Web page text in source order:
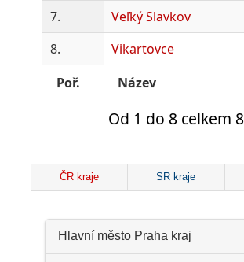
7.
Veľký Slavkov
8.
Vikartovce
Poř.
Název
Od 1 do 8 celkem 8
ČR kraje SR kraje
Hlavní město Praha kraj